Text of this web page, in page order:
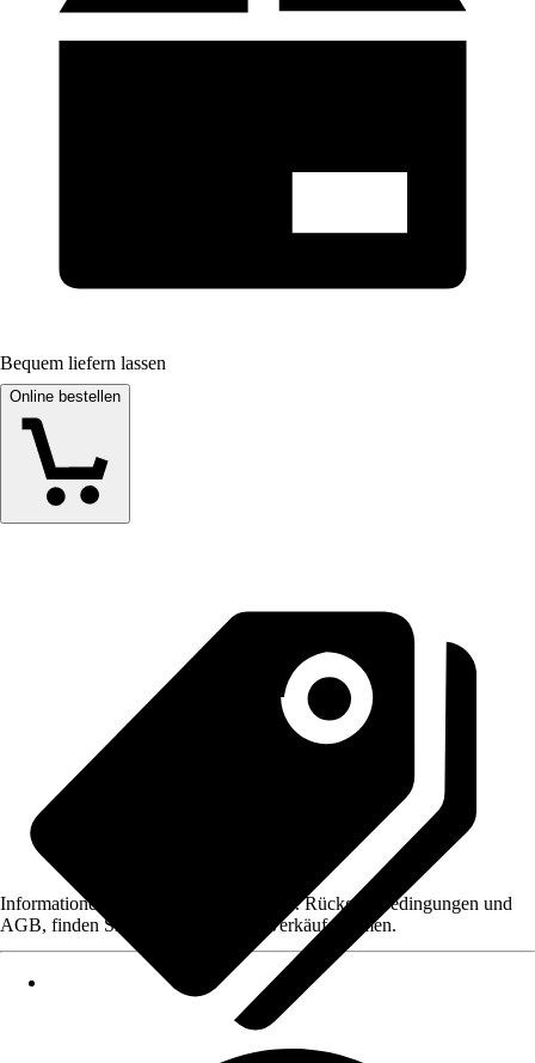
Bequem liefern lassen
Online bestellen
Informationen des Verkäufers, wie z. B. Rückgabebedingungen und
AGB, finden Sie bei Klick auf den Verkäufernamen.